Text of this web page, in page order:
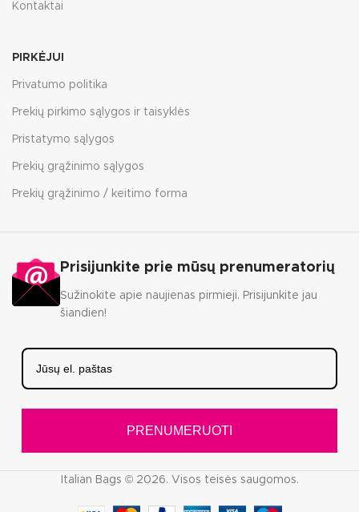
Kontaktai
PIRKĖJUI
Privatumo politika
Prekių pirkimo sąlygos ir taisyklės
Pristatymo sąlygos
Prekių grąžinimo sąlygos
Prekių grąžinimo / keitimo forma
Prisijunkite prie mūsų prenumeratorių
Sužinokite apie naujienas pirmieji. Prisijunkite jau
šiandien!
PRENUMERUOTI
Italian Bags © 2026. Visos teisės saugomos.